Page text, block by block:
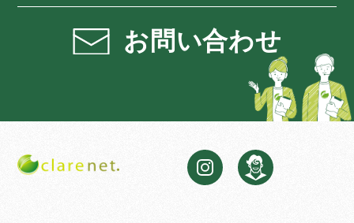
お問い合わせ